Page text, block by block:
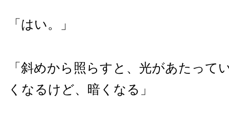
「はい。」
「斜めから照らすと、光があたって
くなるけど、暗くなる」